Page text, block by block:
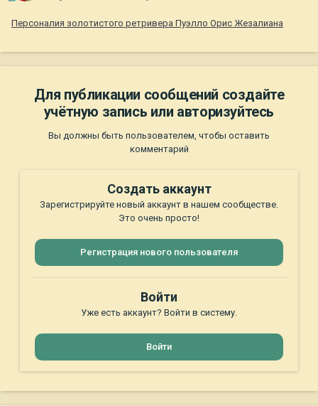
Персоналия золотистого ретривера Пуэлло Орис Жезалиана
Для публикации сообщений создайте
учётную запись или авторизуйтесь
Вы должны быть пользователем, чтобы оставить
комментарий
Создать аккаунт
Зарегистрируйте новый аккаунт в нашем сообществе.
Это очень просто!
Регистрация нового пользователя
Войти
Уже есть аккаунт? Войти в систему.
Войти